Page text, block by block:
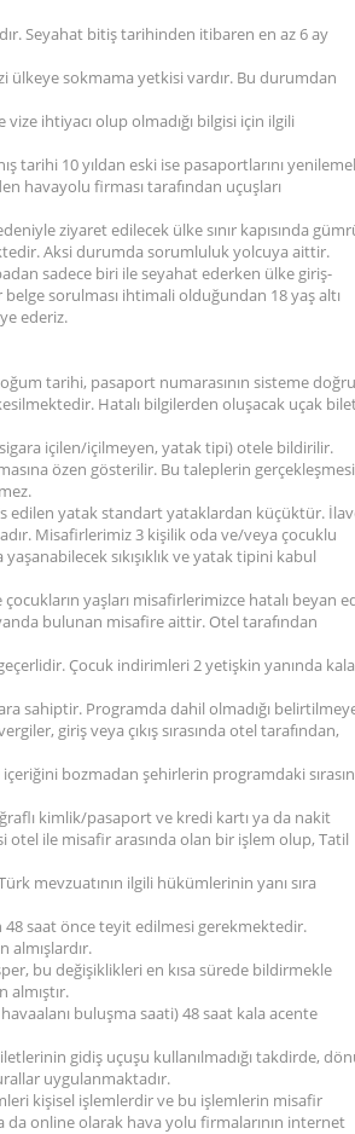
Seyahat bitiş tarihinden itibaren en az 6 ay
ülkeye sokmama yetkisi vardır. Bu durumdan
ihtiyacı olup olmadığı bilgisi için ilgili
tarihi 10 yıldan eski ise pasaportlarını
havayolu firması tarafından uçuşları
ziyaret edilecek ülke sınır kapısında
Aksi durumda sorumluluk yolcuya aittir.
sadece biri ile seyahat ederken ülke giriş-
sorulması ihtimali olduğundan 18 yaş altı
ederiz.
tarihi, pasaport numarasının sisteme doğru
Hatalı bilgilerden oluşacak uçak
içilen/içilmeyen, yatak tipi) otele bildirilir.
özen gösterilir. Bu taleplerin gerçekleşmesi
edilen yatak standart yataklardan küçüktür.
Misafirlerimiz 3 kişilik oda ve/veya çocuklu
sıkışıklık ve yatak tipini kabul
yaşları misafirlerimizce hatalı beyan
bulunan misafire aittir. Otel tarafından
Çocuk indirimleri 2 yetişkin yanında
sahiptir. Programda dahil olmadığı
giriş veya çıkış sırasında otel tarafından,
bozmadan şehirlerin programdaki
kimlik/pasaport ve kredi kartı ya da nakit
otel ile misafir arasında olan bir işlem olup, Tatil
mevzuatının ilgili hükümlerinin yanı sıra
saat önce teyit edilmesi gerekmektedir.
almışlardır.
bu değişiklikleri en kısa sürede bildirmekle
buluşma saati) 48 saat kala acente
gidiş uçuşu kullanılmadığı takdirde,
uygulanmaktadır.
kişisel işlemlerdir ve bu işlemlerin misafir
online olarak hava yolu firmalarının internet